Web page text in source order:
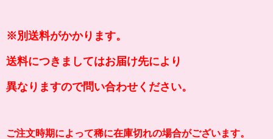
※別送料がかかります。
送料につきましてはお届け先により
異なりますので問い合わせください。
ご注文時期によって稀に在庫切れの場合がございます。